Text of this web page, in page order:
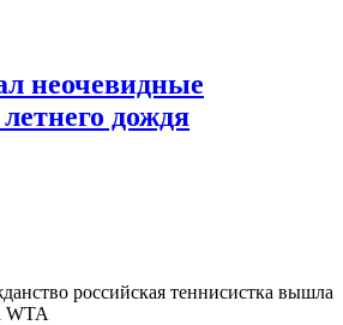
неочевидные
дождя
российская теннисистка вышла
WTA